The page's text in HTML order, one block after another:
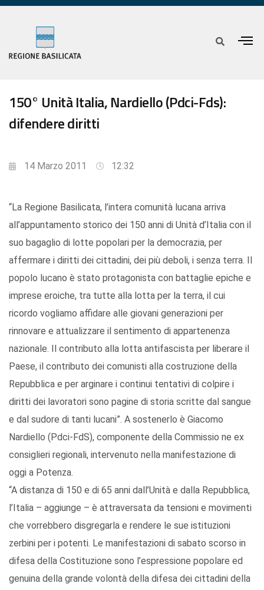
150° Unità Italia, Nardiello (Pdci-Fds):
difendere diritti
14 Marzo 2011 12:32
“La Regione Basilicata, l’intera comunità lucana arriva
all’appuntamento storico dei 150 anni di Unità d’Italia con il
suo bagaglio di lotte popolari per la democrazia, per
affermare i diritti dei cittadini, dei più deboli, i senza terra. Il
popolo lucano è stato protagonista con battaglie epiche e
imprese eroiche, tra tutte alla lotta per la terra, il cui
ricordo vogliamo affidare alle giovani generazioni per
rinnovare e attualizzare il sentimento di appartenenza
nazionale. Il contributo alla lotta antifascista per liberare il
Paese, il contributo dei comunisti alla costruzione della
Repubblica e per arginare i continui tentativi di colpire i
diritti dei lavoratori sono pagine di storia scritte dal sangue
e dal sudore di tanti lucani”. A sostenerlo è Giacomo
Nardiello (Pdci-FdS), componente della Commissio ne ex
consiglieri regionali, intervenuto nella manifestazione di
oggi a Potenza.
“A distanza di 150 e di 65 anni dall’Unità e dalla Repubblica,
l’Italia – aggiunge – è attraversata da tensioni e movimenti
che vorrebbero disgregarla e rendere le sue istituzioni
zerbini per i potenti. Le manifestazioni di sabato scorso in
difesa della Costituzione sono l’espressione popolare ed
genuina della grande volontà della difesa dei cittadini della